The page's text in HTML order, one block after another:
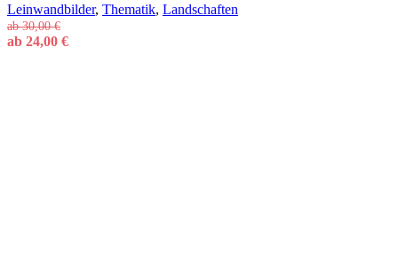
Leinwandbilder, Thematik, Landschaften
ab30,00€
ab 24,00 €